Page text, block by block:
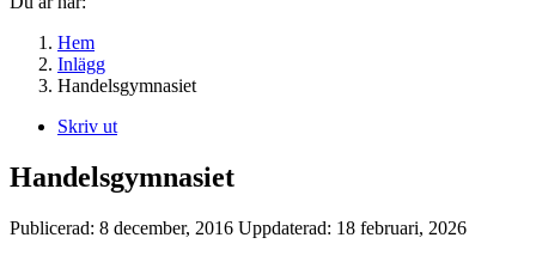
Hem
Inlägg
Handelsgymnasiet
Skriv ut
Handelsgymnasiet
Publicerad: 8 december, 2016 Uppdaterad: 18 februari, 2026